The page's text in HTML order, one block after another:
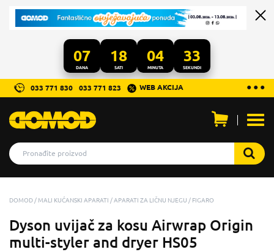
07
DANA
18
SATI
04
MINUTA
32
SEKUNDI
...
● ● ●
033 771 830 033 771 823 WEB AKCIJA
DOMOD MALI KUĆANSKI APARATI APARATI ZA LIČNU NJEGU FIGARO
Dyson uvijač za kosu Airwrap Origin
multi-styler and dryer HS05